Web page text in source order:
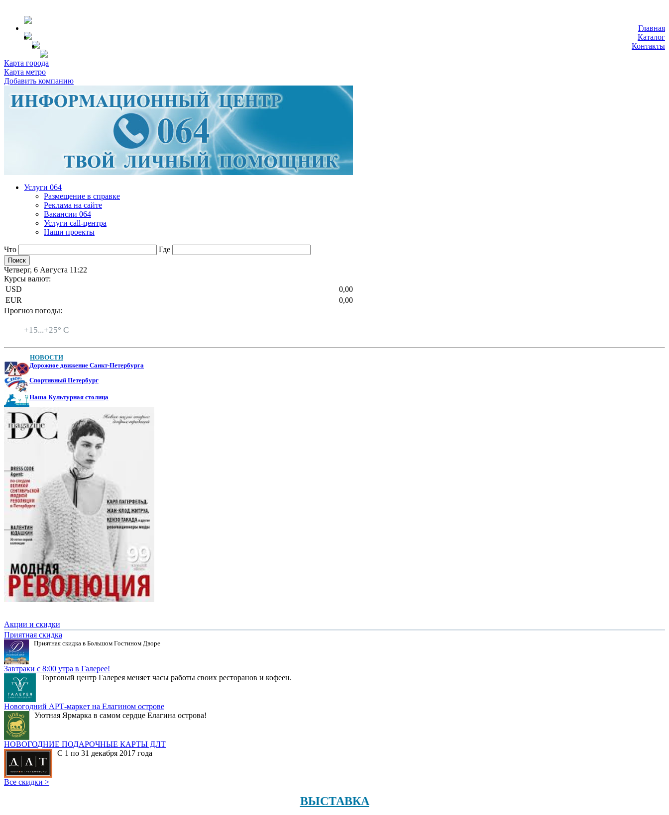
Главная
Каталог
Контакты
Карта города
Карта метро
Добавить компанию
Услуги 064
Размещение в справке
Реклама на сайте
Вакансии 064
Услуги call-центра
Наши проекты
Что Где
Четверг, 6 Августа 11:22
Курсы валют:
USD
0,00
EUR
0,00
Прогноз погоды:
+15...+25° C
НОВОСТИ
Дорожное движение Санкт-Петербурга
Спортивный Петербург
Наша Культурная столица
Акции и скидки
Приятная скидка
Приятная скидка в Большом Гостином Дворе
Завтраки с 8:00 утра в Галерее!
Торговый центр Галерея меняет часы работы своих ресторанов и кофеен.
Новогодний АРТ-маркет на Елагином острове
Уютная Ярмарка в самом сердце Елагина острова!
НОВОГОДНИЕ ПОДАРОЧНЫЕ КАРТЫ ДЛТ
С 1 по 31 декабря 2017 года
Все скидки >
ВЫСТАВКА